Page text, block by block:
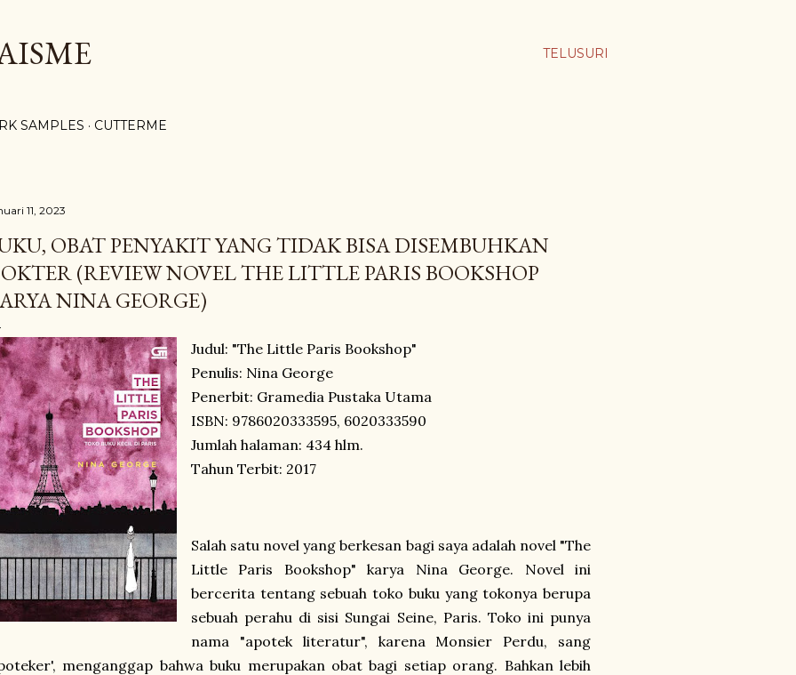
TELUSURI
SAMPLES CUTTERME
11, 2023
OBAT PENYAKIT YANG TIDAK BISA DISEMBUHKAN
(REVIEW NOVEL THE LITTLE PARIS BOOKSHOP
NINA GEORGE)
Judul: "The Little Paris Bookshop"
Penulis: Nina George
Penerbit: Gramedia Pustaka Utama
ISBN: 9786020333595, 6020333590
Jumlah halaman: 434 hlm.
Tahun Terbit: 2017
Salah satu novel yang berkesan bagi saya adalah novel "The
Little Paris Bookshop" karya Nina George. Novel ini
bercerita tentang sebuah toko buku yang tokonya berupa
sebuah perahu di sisi Sungai Seine, Paris. Toko ini punya
nama "apotek literatur", karena Monsier Perdu, sang
menganggap bahwa buku merupakan obat bagi setiap orang. Bahkan lebih